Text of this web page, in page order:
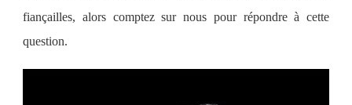
fiançailles, alors comptez sur nous pour répondre à cette
question.